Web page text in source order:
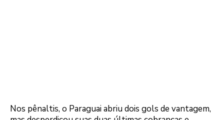
Nos pênaltis, o Paraguai abriu dois gols de vantagem,